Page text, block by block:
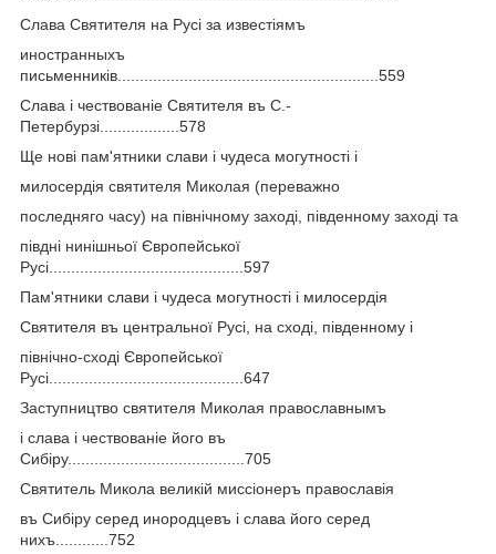
Слава Святителя на Русі за известіямъ
иностранныхъ
письменників...........................................................559
Слава і чествованіе Святителя въ С.-
Петербурзі..................578
Ще нові пам'ятники слави і чудеса могутності і
милосердія святителя Миколая (переважно
последняго часу) на північному заході, південному заході та
півдні нинішньої Європейської
Русі............................................597
Пам'ятники слави і чудеса могутності і милосердія
Святителя въ центральної Русі, на сході, південному і
північно-сході Європейської
Русі............................................647
Заступництво святителя Миколая православнымъ
і слава і чествованіе його въ
Сибіру........................................705
Святитель Микола великій миссіонеръ православія
въ Сибіру серед инородцевъ і слава його серед
нихъ............752